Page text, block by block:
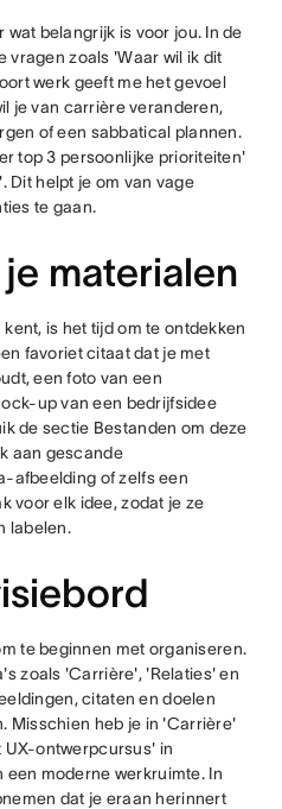
wat belangrijk is voor jou. In de
vragen zoals 'Waar wil ik dit
werk geeft me het gevoel
je van carrière veranderen,
of een sabbatical plannen.
top 3 persoonlijke prioriteiten'
Dit helpt je om van vage
te gaan.
materialen
is het tijd om te ontdekken
favoriet citaat dat je met
een foto van een
up van een bedrijfsidee
de sectie Bestanden om deze
aan gescande
afbeelding of zelfs een
voor elk idee, zodat je ze
labelen.
te beginnen met organiseren.
zoals 'Carrière', 'Relaties' en
citaten en doelen
Misschien heb je in 'Carrière'
UX-ontwerpcursus' in
moderne werkruimte. In
dat je eraan herinnert